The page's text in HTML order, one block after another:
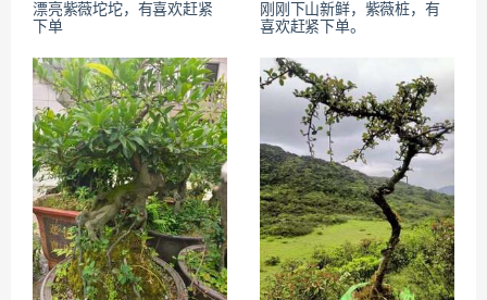
漂亮紫薇坨坨，有喜欢赶紧
下单
刚刚下山新鲜，紫薇桩，有
喜欢赶紧下单。